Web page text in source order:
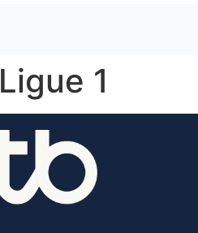
Ligue 1